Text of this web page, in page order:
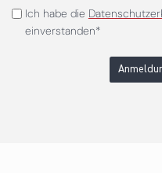
Ich habe die
einverstanden*